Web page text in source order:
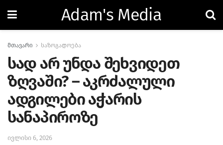
Adam's Media
მთავარი საზოგადოება
სად არ უნდა შეხვიდეთ
ზღვაში? – აკრძალული
ადგილები აჭარის
სანაპიროზე
ივლისი 6, 2026